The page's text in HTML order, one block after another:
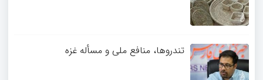
تندروها، منافع ملی و مسأله غزه